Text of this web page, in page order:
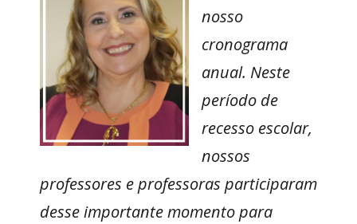
nosso
cronograma
anual. Neste
período de
recesso escolar,
nossos
professores e professoras participaram
desse importante momento para